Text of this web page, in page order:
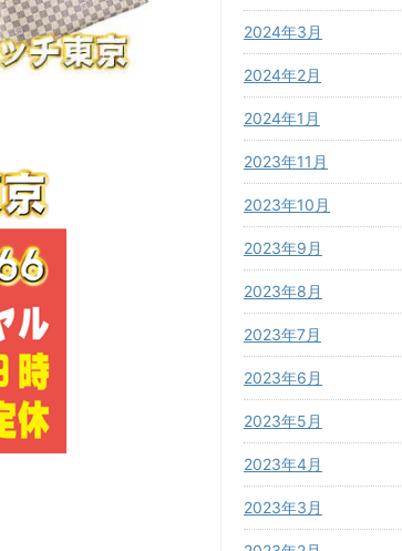
2024年3月
2024年2月
2024年1月
2023年11月
2023年10月
2023年9月
2023年8月
2023年7月
2023年6月
2023年5月
2023年4月
2023年3月